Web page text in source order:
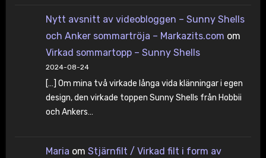
Nytt avsnitt av videobloggen – Sunny Shells
och Anker sommartröja – Markazits.com om
Virkad sommartopp – Sunny Shells
2024-08-24
[…] Om mina två virkade långa vida klänningar i egen
design, den virkade toppen Sunny Shells från Hobbii
och Ankers…
Maria om Stjärnfilt / Virkad filt i form av